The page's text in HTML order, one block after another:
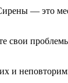
— это
свои
и